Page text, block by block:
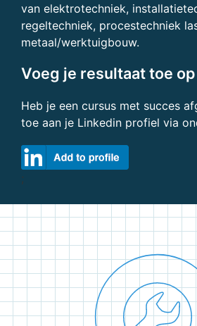
van elektrotechniek,
regeltechniek, procestechniek
metaal/werktuigbouw.
Voeg je resultaat toe
Heb je een cursus met succes
toe aan je Linkedin profiel via
;